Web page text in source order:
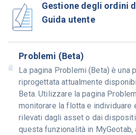
Gestione degli ordini
Guida utente
Problemi (Beta)
La pagina Problemi (Beta) è una
riprogettata attualmente
Beta. Utilizzare la pagina
monitorare la flotta e individuare
rilevati dagli asset o dai
questa funzionalità in MyGeotab,